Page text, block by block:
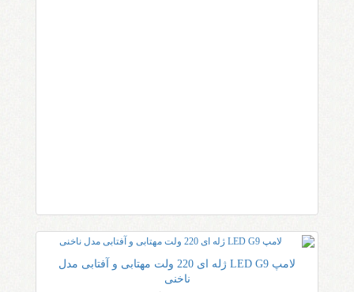
لامپ LED G9 ژله ای 220 ولت مهتابی و آفتابی مدل
ناخنی